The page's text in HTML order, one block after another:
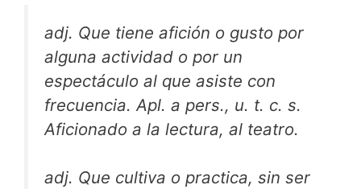
adj. Que tiene afición o gusto por
alguna actividad o por un
espectáculo al que asiste con
frecuencia. Apl. a pers., u. t. c. s.
Aficionado a la lectura, al teatro.
adj. Que cultiva o practica, sin ser